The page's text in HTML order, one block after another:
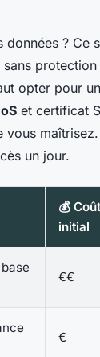
? Ce
opter pour
et certificat
un jour.
💰 Coût
initial
€€
€